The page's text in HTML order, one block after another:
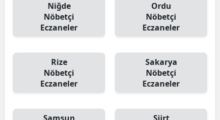
Niğde
Nöbetçi
Eczaneler
Ordu
Nöbetçi
Eczaneler
Rize
Nöbetçi
Eczaneler
Sakarya
Nöbetçi
Eczaneler